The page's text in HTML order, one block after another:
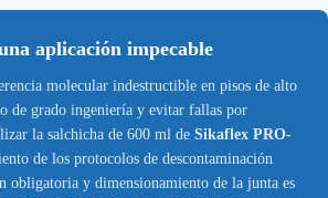
aplicación impecable
molecular indestructible en pisos de alto
de grado ingeniería y evitar fallas por
la salchicha de 600 ml de Sikaflex PRO-
de los protocolos de descontaminación
obligatoria y dimensionamiento de la junta es